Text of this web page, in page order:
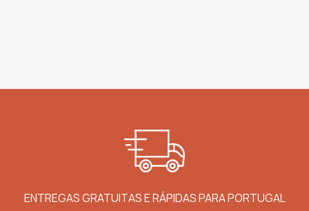
ENTREGAS GRATUITAS E RÁPIDAS PARA PORTUGAL